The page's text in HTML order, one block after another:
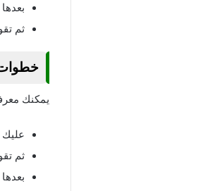
ثم
خطوات
يمكنك
ثم